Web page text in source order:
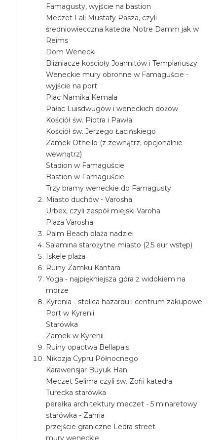
Famagusty, wyjście na bastion
Meczet Lali Mustafy Pasza, czyli
średniowiecczna katedra Notre Damm jak w
Reims
Dom Wenecki
Bliźniacze kościoły Joannitów i Templariuszy
Weneckie mury obronne w Famaguście -
wyjście na port
Plac Namika Kemala
Pałac Luisdwugów i weneckich dożów
Kościół św. Piotra i Pawła
Kościół św. Jerzego Łacińskiego
Zamek Othello (z zewnątrz, opcjonalnie
wewnątrz)
Stadion w Famaguście
Bastion w Famaguście
Trzy bramy weneckie do Famagusty
Miasto duchów - Varosha
Urbex, czyli zespół miejski Varoha
Plaża Varosha
Palm Beach plaża nadziei
Salamina starożytne miasto (2.5 eur wstęp)
Iskele plaża
Ruiny Zamku Kantara
Yoga - najpiękniejsza góra z widokiem na
morze
Kyrenia - stolica hazardu i centrum zakupowe
Port w Kyrenii
Starówka
Zamek w Kyrenii
Ruiny opactwa Bellapais
Nikozja Cypru Północnego
Karawensjar Buyuk Han
Meczet Selima czyli św. Zofii katedra
Turecka starówka
perełka architektury meczet - 5 minaretowy
starówka - Zahria
przejście graniczne Ledra street
mury weneckie